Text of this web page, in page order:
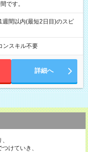
間です。
間以内(最短2日目)のスピ
ンスキル不要
詳細へ
けていき、